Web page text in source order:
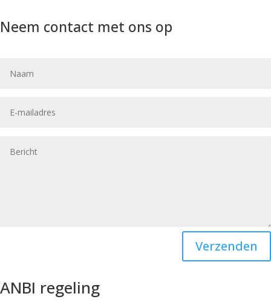
Neem contact met ons op
Verzenden
ANBI regeling